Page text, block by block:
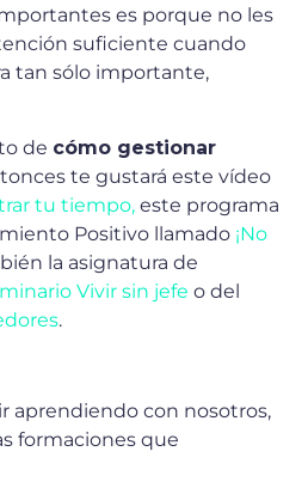
es porque no les
suficiente cuando
tan sólo importante,
de cómo gestionar
te gustará este vídeo
tu tiempo, este programa
Positivo llamado ¡No
la asignatura de
Vivir sin jefe o del
.
aprendiendo con nosotros,
formaciones que